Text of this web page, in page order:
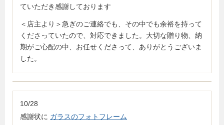
ていただき感謝しております
＜店主より＞急ぎのご連絡でも、その中でも余裕を持って
くださっていたので、対応できました。大切な贈り物、納
期がご心配の中、お任せくださって、ありがとうございま
した。
10/28
感謝状に ガラスのフォトフレーム